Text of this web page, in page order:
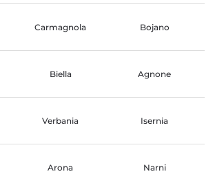
Carmagnola Bojano
Biella Agnone
Verbania Isernia
Arona Narni